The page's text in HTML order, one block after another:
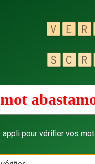
appli pour vérifier vos